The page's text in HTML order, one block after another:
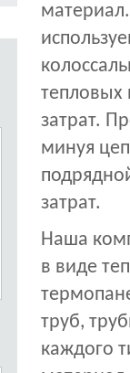
тепловых
затрат.
минуя
затрат.
Наша
в виде
труб,
каждого